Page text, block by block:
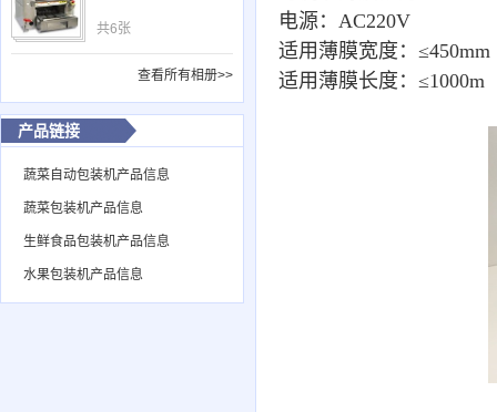
电源：AC220V
适用薄膜宽度：≤450mm
适用薄膜长度：≤1000m
共6张
查看所有相册>>
产品链接
蔬菜自动包装机产品信息
蔬菜包装机产品信息
生鲜食品包装机产品信息
水果包装机产品信息